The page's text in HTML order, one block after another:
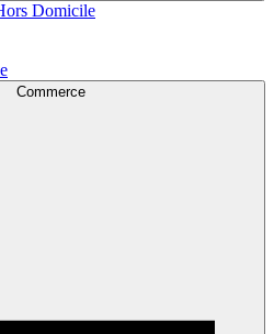
Domicile
Commerce